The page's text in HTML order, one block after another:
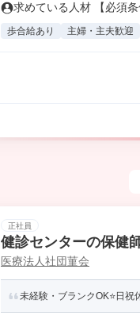
求めている人材 【必須
歩合給あり 主婦・主夫歓迎
正社員
健診センターの保健
医療法人社団菫会
未経験・ブランクOK⭐日